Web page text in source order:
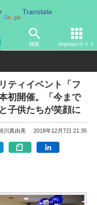
Translate
検索 Impressサイト
外エアライン
ティイベント「フ
初開催。「今まで
子供たちが笑顔に
川真由美 2018年12月7日 21:35